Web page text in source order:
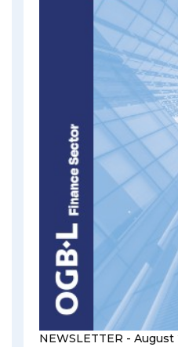
NEWSLETTER - August